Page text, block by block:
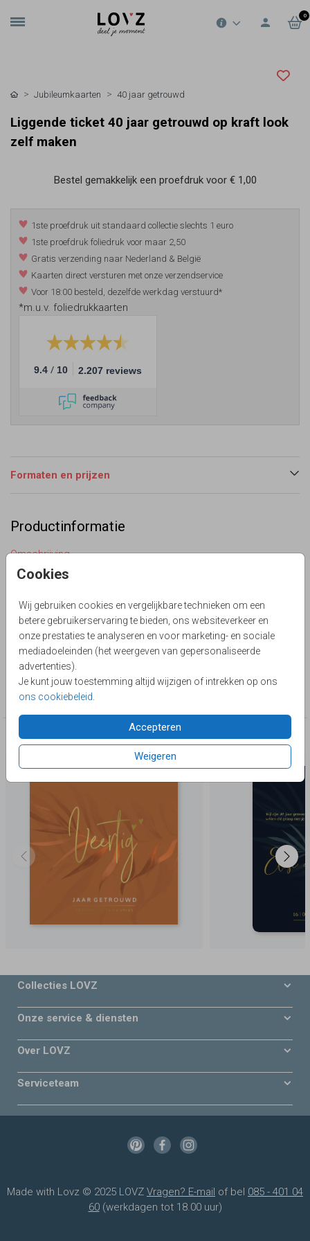
0
Cookies
Wij gebruiken cookies en vergelijkbare technieken om een
betere gebruikerservaring te bieden, ons websiteverkeer en
onze prestaties te analyseren en voor marketing- en sociale
mediadoeleinden (het weergeven van gepersonaliseerde
advertenties).
Je kunt jouw toestemming altijd wijzigen of intrekken op ons
ons cookiebeleid
Accepteren
Weigeren
Jubileumkaarten 40 jaar getrouwd
Liggende ticket 40 jaar getrouwd op kraft look
zelf maken
Bestel gemakkelijk een proefdruk voor € 1,00
1ste proefdruk uit standaard collectie slechts 1 euro
1ste proefdruk foliedruk voor maar 2,50
Gratis verzending naar Nederland & België
Kaarten direct versturen met onze verzendservice
Voor 18:00 besteld, dezelfde werkdag verstuurd*
*m.u.v. foliedrukkaarten
9.4 / 10 2.207 reviews
Formaten en prijzen
Productinformatie
Omschrijving
Opzoek naar een hippe panorama uitnodiging voor jullie 40
van festival of concert? Uitnodiging met kraft look op de
ondergrond en lijn grid. Teksten zijn allemaal aan te
passen. Zelf maken.
Toon meer
Lievez
Collectie
40 jaar getrouwd
Deze producten zijn wellicht ook iets voor je
Collecties LOVZ
Onze service & diensten
Over LOVZ
Serviceteam
Made with Lovz © 2025 LOVZ Vragen? E-mail of bel 085 - 401 04
60(werkdagen tot 18.00 uur)